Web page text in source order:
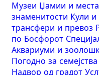
Музеи Џамии и
знаменитости Кули и
трансфери и превоз
по Босфорот
Аквариуми и
Погодно за семејства
Надвор од градот